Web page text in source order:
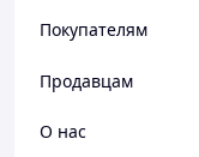
Покупателям
Продавцам
О нас